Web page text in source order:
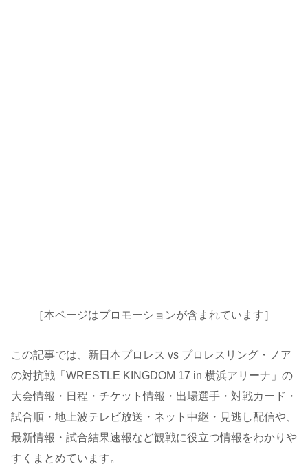
［本ページはプロモーションが含まれています］
この記事では、新日本プロレス vs プロレスリング・ノア
の対抗戦「WRESTLE KINGDOM 17 in 横浜アリーナ」の
大会情報・日程・チケット情報・出場選手・対戦カード・
試合順・地上波テレビ放送・ネット中継・見逃し配信や、
最新情報・試合結果速報など観戦に役立つ情報をわかりや
すくまとめています。